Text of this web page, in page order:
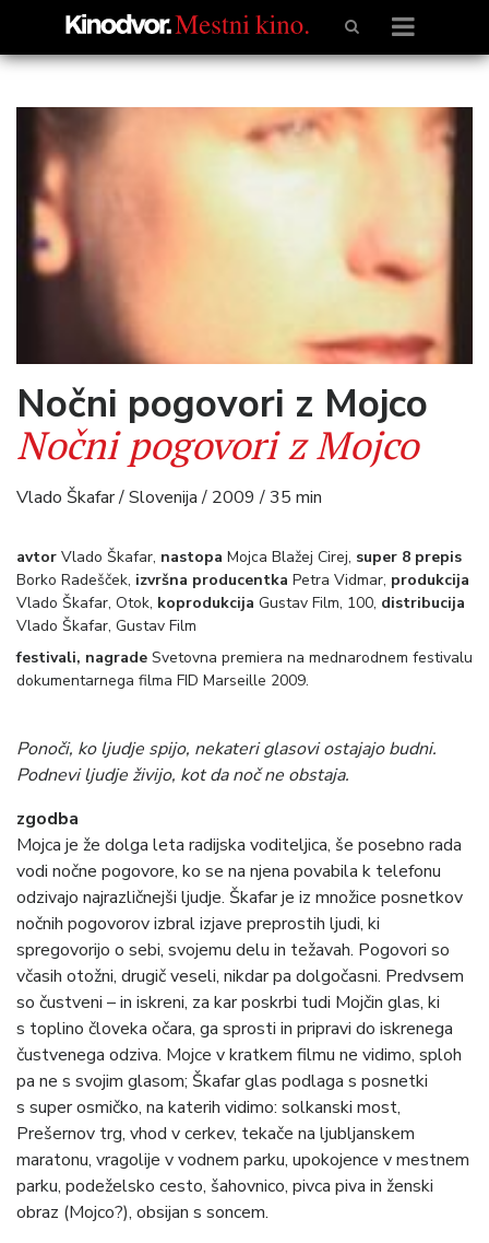
Nočni pogovori z Mojco
Nočni pogovori z Mojco
Vlado Škafar / Slovenija / 2009 / 35 min
avtor Vlado Škafar, nastopa Mojca Blažej Cirej, super 8 prepis
Borko Radešček, izvršna producentka Petra Vidmar, produkcija
Vlado Škafar, Otok, koprodukcija Gustav Film, 100, distribucija
Vlado Škafar, Gustav Film
festivali, nagrade Svetovna premiera na mednarodnem festivalu
dokumentarnega filma FID Marseille 2009.
Ponoči, ko ljudje spijo, nekateri glasovi ostajajo budni.
Podnevi ljudje živijo, kot da noč ne obstaja.
zgodba
Mojca je že dolga leta radijska voditeljica, še posebno rada
vodi nočne pogovore, ko se na njena povabila k telefonu
odzivajo najrazličnejši ljudje. Škafar je iz množice posnetkov
nočnih pogovorov izbral izjave preprostih ljudi, ki
spregovorijo o sebi, svojemu delu in težavah. Pogovori so
včasih otožni, drugič veseli, nikdar pa dolgočasni. Predvsem
so čustveni – in iskreni, za kar poskrbi tudi Mojčin glas, ki
s toplino človeka očara, ga sprosti in pripravi do iskrenega
čustvenega odziva. Mojce v kratkem filmu ne vidimo, sploh
pa ne s svojim glasom; Škafar glas podlaga s posnetki
s super osmičko, na katerih vidimo: solkanski most,
Prešernov trg, vhod v cerkev, tekače na ljubljanskem
maratonu, vragolije v vodnem parku, upokojence v mestnem
parku, podeželsko cesto, šahovnico, pivca piva in ženski
obraz (Mojco?), obsijan s soncem.